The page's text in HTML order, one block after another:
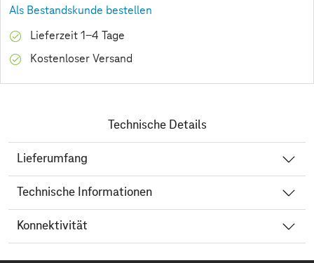
Als Bestandskunde bestellen
Lieferzeit 1-4 Tage
Kostenloser Versand
Technische Details
Lieferumfang
Technische Informationen
Konnektivität